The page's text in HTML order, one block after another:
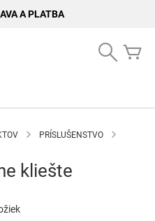
A PLATBA
Search
PRÍSLUŠENSTVO
kliešte